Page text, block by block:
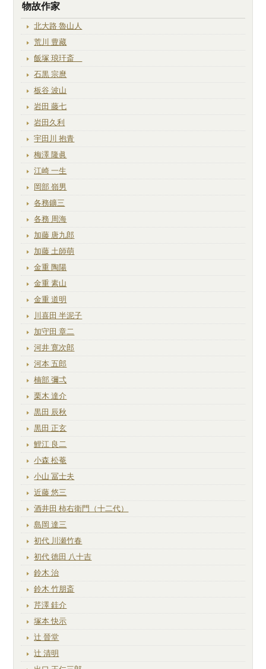
物故作家
北大路 魯山人
荒川 豊藏
飯塚 琅玕斎
石黒 宗麿
板谷 波山
岩田 藤七
岩田久利
宇田川 抱青
梅澤 隆眞
江崎 一生
岡部 嶺男
各務鑛三
各務 周海
加藤 唐九郎
加藤 土師萌
金重 陶陽
金重 素山
金重 道明
川喜田 半泥子
加守田 章二
河井 寛次郎
河本 五郎
楠部 彌弌
栗木 達介
黒田 辰秋
黒田 正玄
鯉江 良二
小森 松菴
小山 冨士夫
近藤 悠三
酒井田 柿右衛門（十二代）
島岡 達三
初代 川瀬竹春
初代 徳田 八十吉
鈴木 治
鈴木 竹朋斎
芹澤 銈介
塚本 快示
辻 晉堂
辻 清明